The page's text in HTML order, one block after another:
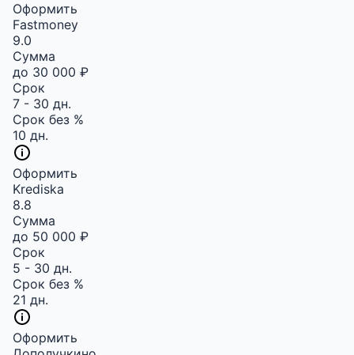
Оформить
Fastmoney
9.0
Сумма
до 30 000 ₽
Срок
7 - 30 дн.
Срок без %
10 дн.
Оформить
Krediska
8.8
Сумма
до 50 000 ₽
Срок
5 - 30 дн.
Срок без %
21 дн.
Оформить